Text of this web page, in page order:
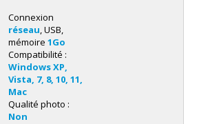
Connexion
réseau, USB,
mémoire 1Go
Compatibilité :
Windows XP,
Vista, 7, 8, 10, 11,
Mac
Qualité photo :
Non